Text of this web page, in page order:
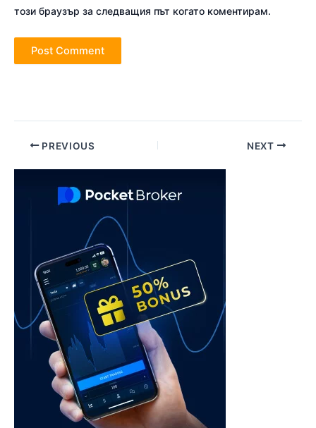
този браузър за следващия път когато коментирам.
Post PREVIOUS NEXT